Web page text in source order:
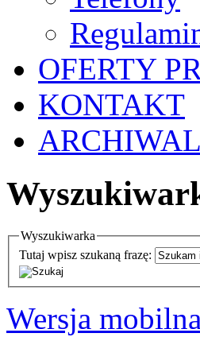
OFERTY
KONTAKT
Wyszukiwarka
Tutaj wpisz szukaną frazę:
Wersja mobilna